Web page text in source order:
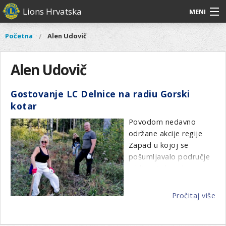
Skoči
na
sadržaj
Lions Hrvatska MENI
O nama
Naši projekti
Aktivnosti
Glavni
O
nama
Distrikt
Naši
projekti
Aktivnosti
Vi
ste
ovdje
Početna Alen Udovič
Alen Udovič
Gostovanje LC Delnice na radiu Gorski
kotar
Povodom nedavno
održane akcije regije
Zapad u kojoj se
pošumljavalo područje
Gorski kotar Alen
Udovič gostovao je na
Pročitaj više